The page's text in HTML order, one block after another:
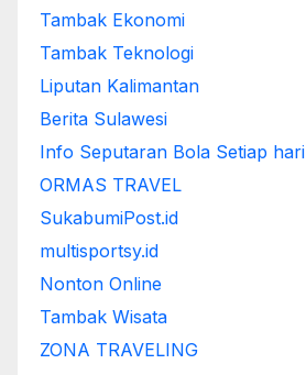
Tambak Ekonomi
Tambak Teknologi
Liputan Kalimantan
Berita Sulawesi
Info Seputaran Bola Setiap hari
ORMAS TRAVEL
SukabumiPost.id
multisportsy.id
Nonton Online
Tambak Wisata
ZONA TRAVELING